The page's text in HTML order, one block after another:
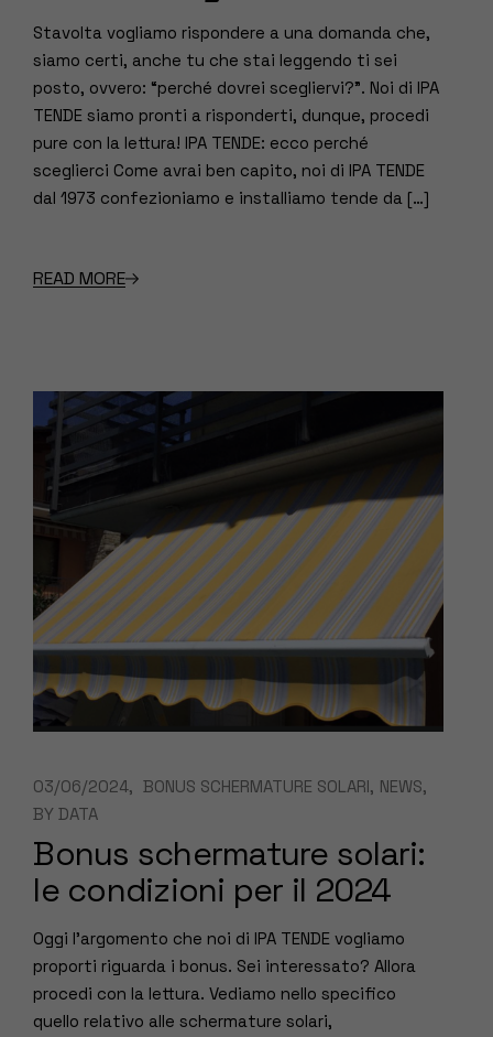
Stavolta vogliamo rispondere a una domanda che,
siamo certi, anche tu che stai leggendo ti sei
posto, ovvero: “perché dovrei scegliervi?”. Noi di IPA
TENDE siamo pronti a risponderti, dunque, procedi
pure con la lettura! IPA TENDE: ecco perché
sceglierci Come avrai ben capito, noi di IPA TENDE
dal 1973 confezioniamo e installiamo tende da […]
READ MORE
03/06/2024 BONUS SCHERMATURE SOLARI NEWS
BY DATA
Bonus schermature solari:
le condizioni per il 2024
Oggi l’argomento che noi di IPA TENDE vogliamo
proporti riguarda i bonus. Sei interessato? Allora
procedi con la lettura. Vediamo nello specifico
quello relativo alle schermature solari,